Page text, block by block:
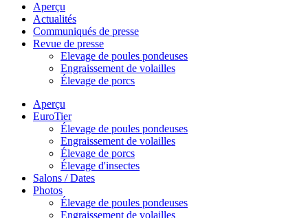
Aperçu
Actualités
Communiqués de presse
Revue de presse
Elevage de poules pondeuses
Engraissement de volailles
Élevage de porcs
Aperçu
EuroTier
Élevage de poules pondeuses
Engraissement de volailles
Élevage de porcs
Élevage d'insectes
Salons / Dates
Photos
Élevage de poules pondeuses
Engraissement de volailles